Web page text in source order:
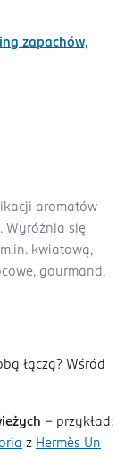
zapachów,
aromatów
Wyróżnia się
kwiatową,
gourmand,
łączą? Wśród
– przykład:
z Hermès Un